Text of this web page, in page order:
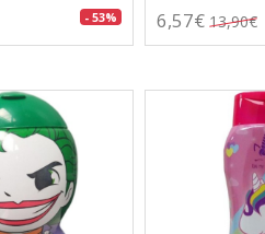
- 53% 6,57€ 13,90€